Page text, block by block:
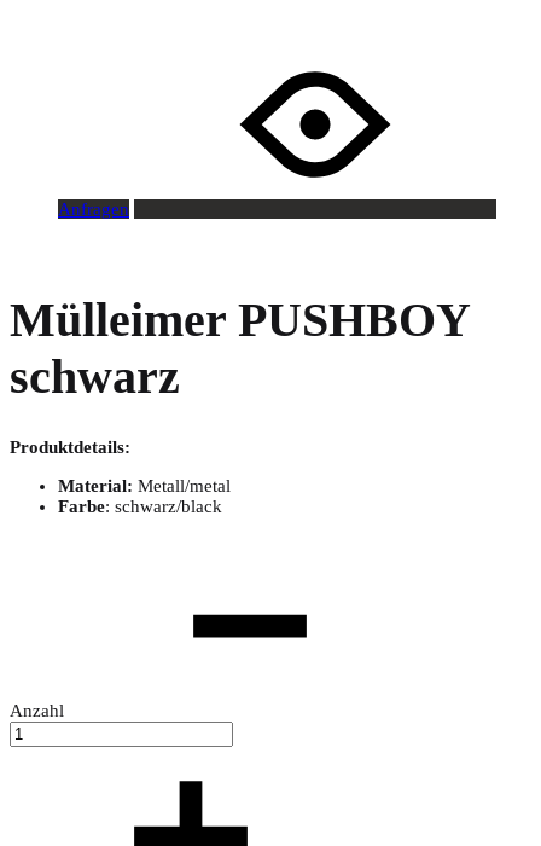
Anfragen
Mülleimer PUSHBOY
schwarz
Produktdetails:
Material: Metall/metal
Farbe: schwarz/black
Anzahl